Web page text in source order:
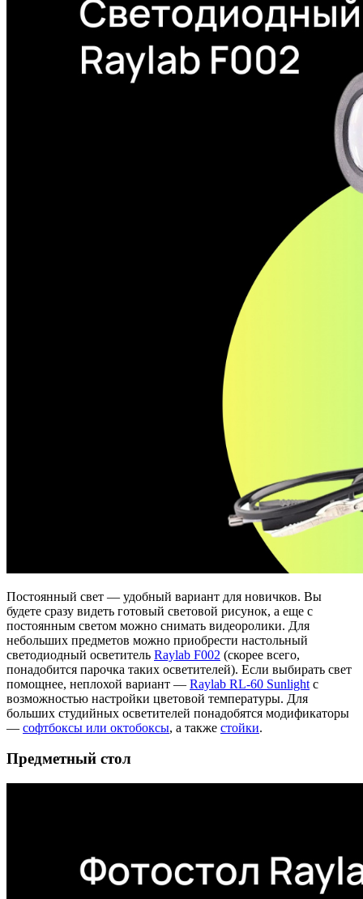
Постоянный свет — удобный вариант для новичков. Вы
будете сразу видеть готовый световой рисунок, а еще с
постоянным светом можно снимать видеоролики. Для
небольших предметов можно приобрести настольный
светодиодный осветитель Raylab F002 (скорее всего,
понадобится парочка таких осветителей). Если выбирать свет
помощнее, неплохой вариант — Raylab RL-60 Sunlight с
возможностью настройки цветовой температуры. Для
больших студийных осветителей понадобятся модификаторы
— софтбоксы или октобоксы, а также стойки.
Предметный стол